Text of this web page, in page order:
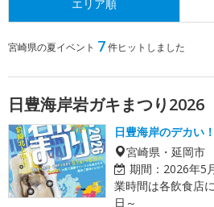
エリア順
宮崎県の夏イベント 7件ヒットしました
日豊海岸岩ガキまつり2026
日豊海岸のデカい
宮崎県・延岡市
期間： 2026年5
業時間は各飲食店
日～